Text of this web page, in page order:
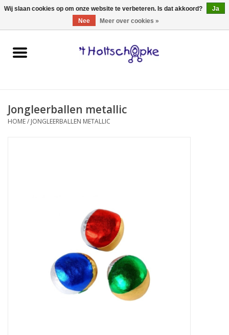
0 Artikelen - €0,00
Home
spellen
Jongleerballen metallic
HOME/ JONGLEERBALLEN METALLIC
Wij slaan cookies op om onze website te verbeteren. Is dat akkoord?
Ja
Nee
Meer over cookies »